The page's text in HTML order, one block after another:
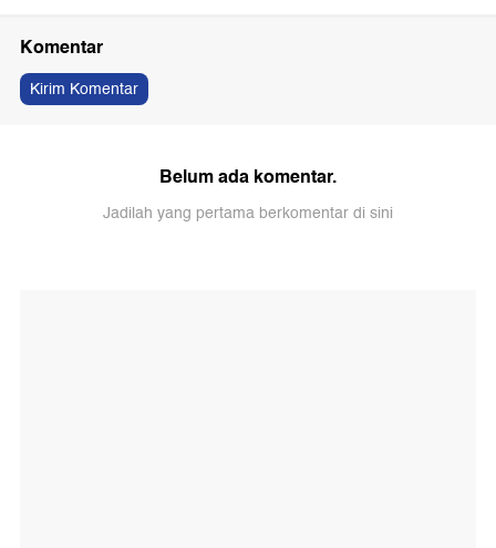
Komentar
Kirim Komentar
Belum ada komentar.
Jadilah yang pertama berkomentar di sini